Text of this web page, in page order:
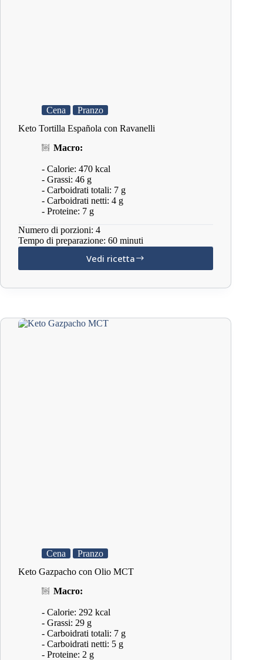
Cena
Pranzo
Keto Tortilla Española con Ravanelli
Macro:
- Calorie: 470 kcal
- Grassi: 46 g
- Carboidrati totali: 7 g
- Carboidrati netti: 4 g
- Proteine: 7 g
Numero di porzioni: 4
Tempo di preparazione: 60 minuti
Vedi ricetta
Keto
Española
Cena
Pranzo
Keto Gazpacho con Olio MCT
Macro:
- Calorie: 292 kcal
- Grassi: 29 g
- Carboidrati totali: 7 g
- Carboidrati netti: 5 g
- Proteine: 2 g